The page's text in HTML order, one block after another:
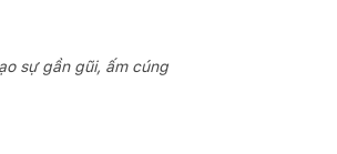
sự gần gũi, ấm cúng